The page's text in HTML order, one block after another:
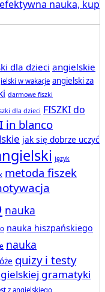
dla dzieci angielskie
w wakacje angielski za
darmowe fiszki
dla dzieci FISZKI do
in blanco
jak się dobrze uczyć
język
metoda fiszek
nauka
nauka hiszpańskiego
nauka
quizy i testy
gramatyki
z angielskiego